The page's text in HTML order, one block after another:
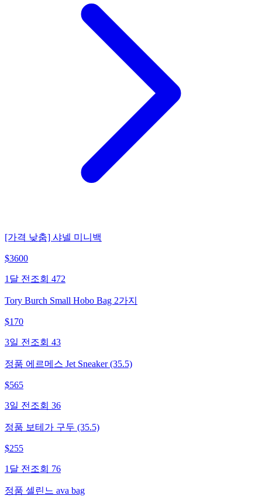
[가격 낮춤] 샤넬 미니백
$3600
1달 전 조회 472
Tory Burch Small Hobo Bag 2가지
$170
3일 전 조회 43
정품 에르메스 Jet Sneaker (35.5)
$565
3일 전 조회 36
정품 보테가 구두 (35.5)
$255
1달 전 조회 76
정품 셀린느 ava bag